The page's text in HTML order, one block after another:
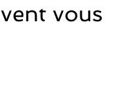
vous